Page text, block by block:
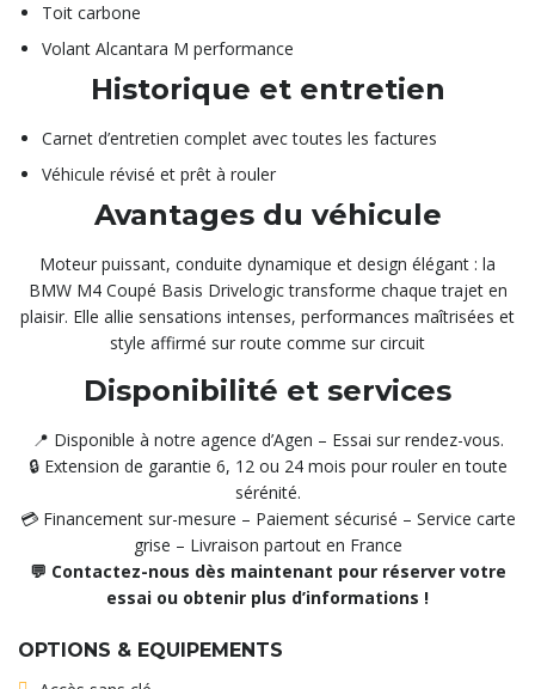
Toit carbone
Volant Alcantara M performance
Historique et entretien
Carnet d’entretien complet avec toutes les factures
Véhicule révisé et prêt à rouler
Avantages du véhicule
Moteur puissant, conduite dynamique et design élégant : la
BMW M4 Coupé Basis Drivelogic transforme chaque trajet en
plaisir. Elle allie sensations intenses, performances maîtrisées et
style affirmé sur route comme sur circuit
Disponibilité et services
📍 Disponible à notre agence d’Agen – Essai sur rendez-vous.
🔒 Extension de garantie 6, 12 ou 24 mois pour rouler en toute
sérénité.
💳 Financement sur-mesure – Paiement sécurisé – Service carte
grise – Livraison partout en France
💬 Contactez-nous dès maintenant pour réserver votre
essai ou obtenir plus d’informations !
OPTIONS & EQUIPEMENTS